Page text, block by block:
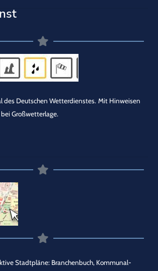
des Deutschen Wetterdienstes. Mit Hinweisen
Großwetterlage.
Stadtpläne: Branchenbuch, Kommunal-